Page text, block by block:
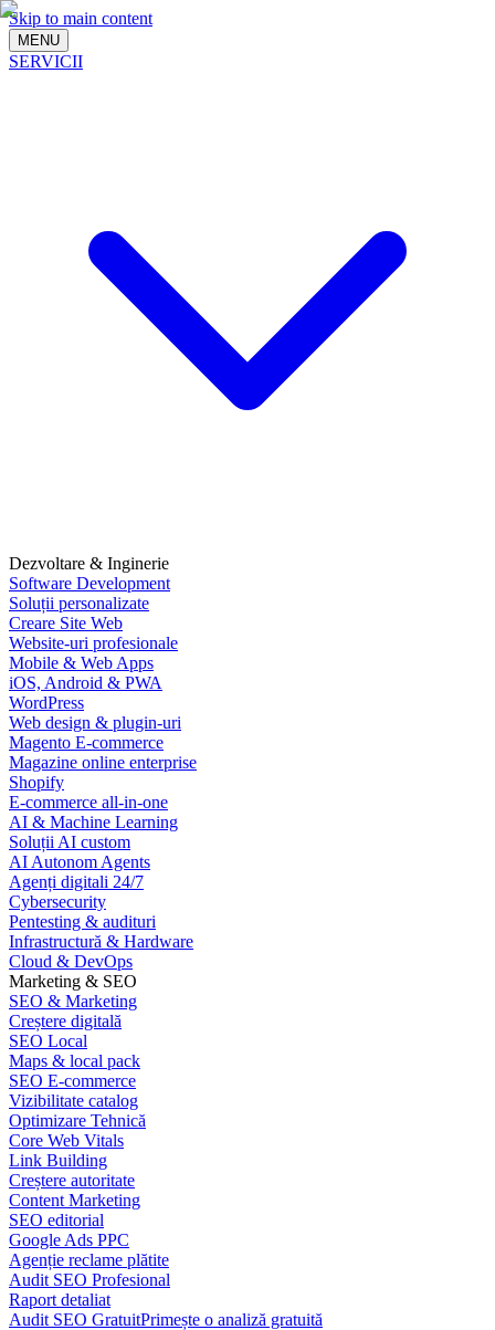
Skip to main content
MENU
SERVICII
Dezvoltare & Inginerie
Software Development
Soluții personalizate
Creare Site Web
Website-uri profesionale
Mobile & Web Apps
iOS, Android & PWA
WordPress
Web design & plugin-uri
Magento E-commerce
Magazine online enterprise
Shopify
E-commerce all-in-one
AI & Machine Learning
Soluții AI custom
AI Autonom Agents
Agenți digitali 24/7
Cybersecurity
Pentesting & audituri
Infrastructură & Hardware
Cloud & DevOps
Marketing & SEO
SEO & Marketing
Creștere digitală
SEO Local
Maps & local pack
SEO E-commerce
Vizibilitate catalog
Optimizare Tehnică
Core Web Vitals
Link Building
Creștere autoritate
Content Marketing
SEO editorial
Google Ads PPC
Agenție reclame plătite
Audit SEO Profesional
Raport detaliat
Audit SEO GratuitPrimește o analiză gratuită